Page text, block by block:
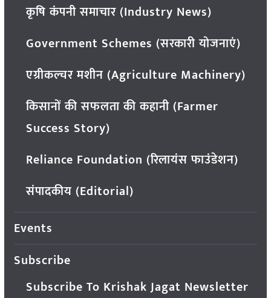
कृषि कंपनी समाचार (Industry News)
Government Schemes (सरकारी योजनाएं)
एग्रीकल्चर मशीन (Agriculture Machinery)
किसानों की सफलता की कहानी (Farmer
Success Story)
Reliance Foundation (रिलायंस फाउंडेशन)
संपादकीय (Editorial)
Events
Subscribe
Subscribe To Krishak Jagat Newsletter